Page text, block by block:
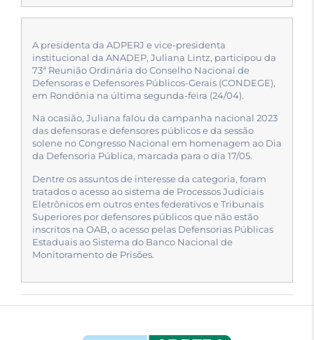
A presidenta da ADPERJ e vice-presidenta
institucional da ANADEP, Juliana Lintz, participou da
73ª Reunião Ordinária do Conselho Nacional de
Defensoras e Defensores Públicos-Gerais (CONDEGE),
em Rondônia na última segunda-feira (24/04).
Na ocasião, Juliana falou da campanha nacional 2023
das defensoras e defensores públicos e da sessão
solene no Congresso Nacional em homenagem ao Dia
da Defensoria Pública, marcada para o dia 17/05.
Dentre os assuntos de interesse da categoria, foram
tratados o acesso ao sistema de Processos Judiciais
Eletrônicos em outros entes federativos e Tribunais
Superiores por defensores públicos que não estão
inscritos na OAB, o acesso pelas Defensorias Públicas
Estaduais ao Sistema do Banco Nacional de
Monitoramento de Prisões.